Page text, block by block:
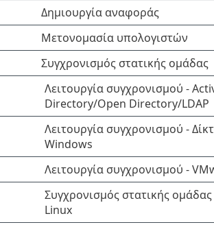
Δημιουργία αναφοράς
Μετονομασία υπολογιστών
Συγχρονισμός στατικής ομάδας
Λειτουργία συγχρονισμού -
Directory/Open Directory/LDAP
Λειτουργία συγχρονισμού -
Windows
Λειτουργία συγχρονισμού -
Συγχρονισμός στατικής
Linux